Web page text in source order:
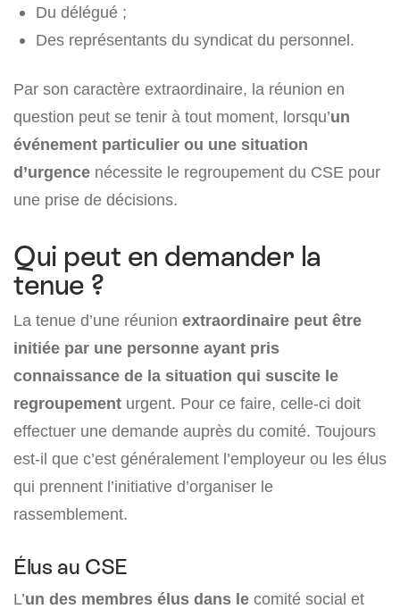
Du délégué ;
Des représentants du syndicat du personnel.
Par son caractère extraordinaire, la réunion en
question peut se tenir à tout moment, lorsqu’un
événement particulier ou une situation
d’urgence nécessite le regroupement du CSE pour
une prise de décisions.
Qui peut en demander la
tenue ?
La tenue d’une réunion extraordinaire peut être
initiée par une personne ayant pris
connaissance de la situation qui suscite le
regroupement urgent. Pour ce faire, celle-ci doit
effectuer une demande auprès du comité. Toujours
est-il que c’est généralement l’employeur ou les élus
qui prennent l’initiative d’organiser le
rassemblement.
Élus au CSE
L’un des membres élus dans le comité social et